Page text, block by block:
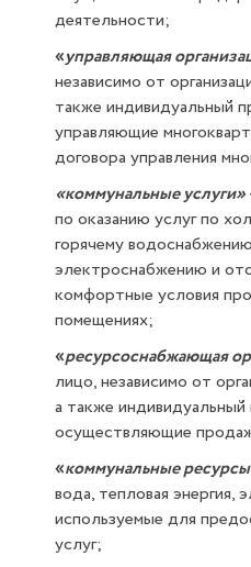
деятельности;
«управляющая
независимо от
также индивидуальный
управляющие
договора управления
«коммунальные услуги»
по оказанию услуг по
горячему
электроснабжению и
комфортные условия
помещениях;
«ресурсоснабжающая
лицо, независимо от
а также
осуществляющие
«коммунальные
вода, тепловая энергия,
используемые для
услуг;